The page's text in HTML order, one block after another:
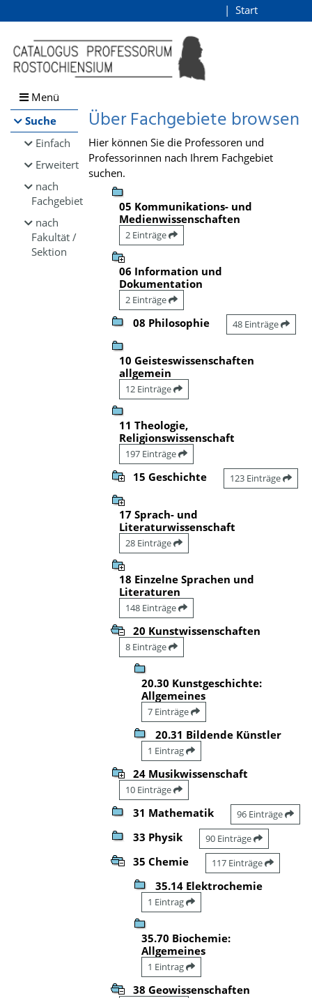
Browsen
direkt zum Inhalt
Start
Menü
Suche
Einfach
Erweitert
nach
Fachgebiet
nach
Fakultät /
Sektion
Über Fachgebiete browsen
Hier können Sie die Professoren und
Professorinnen nach Ihrem Fachgebiet
suchen.
05 Kommunikations- und
Medienwissenschaften
2 Einträge
06 Information und
Dokumentation
2 Einträge
08 Philosophie 48 Einträge
10 Geisteswissenschaften
allgemein
12 Einträge
11 Theologie,
Religionswissenschaft
197 Einträge
15 Geschichte 123 Einträge
17 Sprach- und
Literaturwissenschaft
28 Einträge
18 Einzelne Sprachen und
Literaturen
148 Einträge
20 Kunstwissenschaften
8 Einträge
20.30 Kunstgeschichte:
Allgemeines
7 Einträge
20.31 Bildende Künstler
1 Eintrag
24 Musikwissenschaft
10 Einträge
31 Mathematik 96 Einträge
33 Physik 90 Einträge
35 Chemie 117 Einträge
35.14 Elektrochemie
1 Eintrag
35.70 Biochemie:
Allgemeines
1 Eintrag
38 Geowissenschaften